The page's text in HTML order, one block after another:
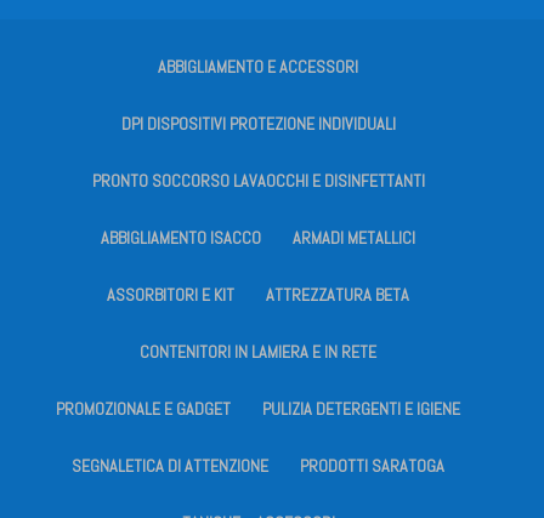
ABBIGLIAMENTO E ACCESSORI
DPI DISPOSITIVI PROTEZIONE INDIVIDUALI
PRONTO SOCCORSO LAVAOCCHI E DISINFETTANTI
ABBIGLIAMENTO ISACCO ARMADI METALLICI
ASSORBITORI E KIT ATTREZZATURA BETA
CONTENITORI IN LAMIERA E IN RETE
PROMOZIONALE E GADGET PULIZIA DETERGENTI E IGIENE
SEGNALETICA DI ATTENZIONE PRODOTTI SARATOGA